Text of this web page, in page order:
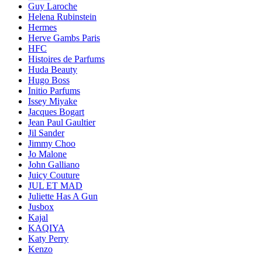
Guy Laroche
Helena Rubinstein
Hermes
Herve Gambs Paris
HFC
Histoires de Parfums
Huda Beauty
Hugo Boss
Initio Parfums
Issey Miyake
Jacques Bogart
Jean Paul Gaultier
Jil Sander
Jimmy Choo
Jo Malone
John Galliano
Juicy Couture
JUL ET MAD
Juliette Has A Gun
Jusbox
Kajal
KAQIYA
Katy Perry
Kenzo